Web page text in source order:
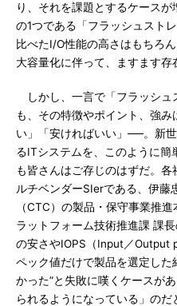
り、それを課題とするケース
の1つである「フラッシュスト
比べたI/O性能の高さはもちろ
大容量化に伴って、ますます存
しかし、一言で「フラッシュ
も、その特徴やポイント、強
い」「安ければいい」──。新
るITシステムを、このように簡
も皆さんはご存じのはずだ。
ルチベンダーSIerである、伊藤
（CTC）の製品・保守事業推
ラットフォーム技術推進課 課
の安さやIOPS（Input／Output
ペック値だけで製品を選定した
かった”と失敗に嘆くケースが
られるようになっている」のだ